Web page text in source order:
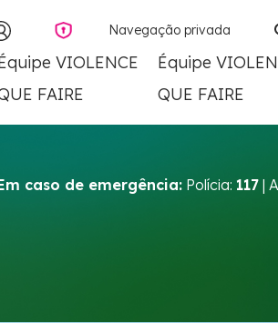
Navegação privada
VIOLENCE
FAIRE
Équipe
QUE FAIRE
caso de emergência: Polícia: 117 |